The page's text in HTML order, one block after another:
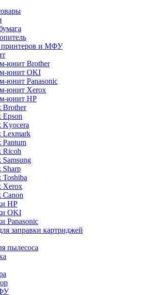
принтеров и МФУ
юнит Brother
юнит OKI
юнит Panasonic
юнит Xerox
юнит НР
Brother
Epson
Kyocera
Lexmark
Ricoh
Xerox
Сanon
HP
OKI
Panasonic
заправки картриджей
пылесоса